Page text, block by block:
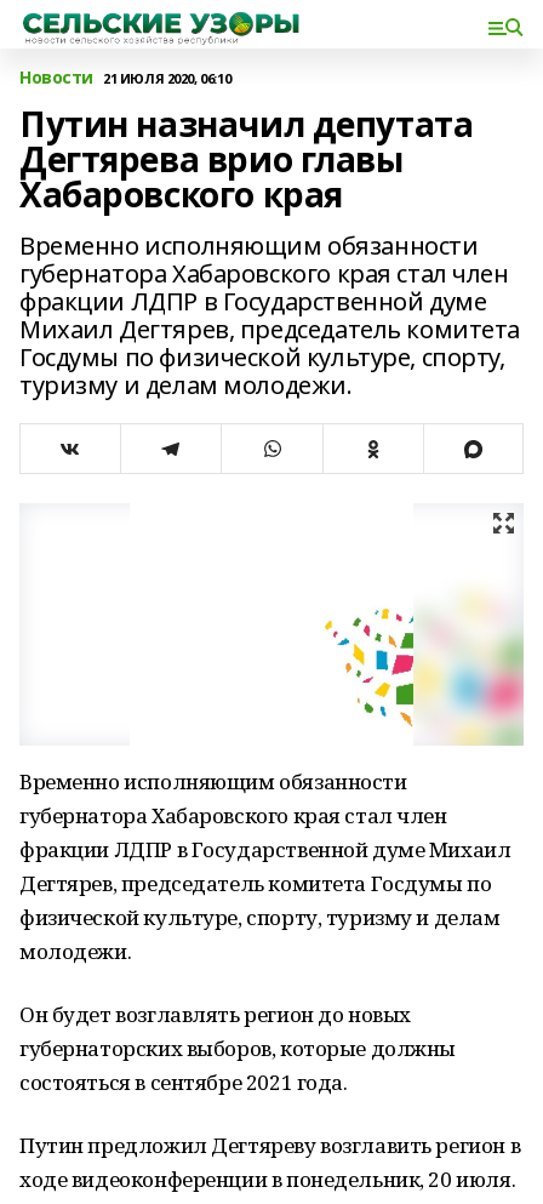
Новости 21 ИЮЛЯ 2020, 06:10
Путин назначил депутата
Дегтярева врио главы
Хабаровского края
Временно исполняющим обязанности
губернатора Хабаровского края стал член
фракции ЛДПР в Государственной думе
Михаил Дегтярев, председатель комитета
Госдумы по физической культуре, спорту,
туризму и делам молодежи.
Временно исполняющим обязанности
губернатора Хабаровского края стал член
фракции ЛДПР в Государственной думе Михаил
Дегтярев, председатель комитета Госдумы по
физической культуре, спорту, туризму и делам
молодежи.
Он будет возглавлять регион до новых
губернаторских выборов, которые должны
состояться в сентябре 2021 года.
Путин предложил Дегтяреву возглавить регион в
ходе видеоконференции в понедельник, 20 июля.